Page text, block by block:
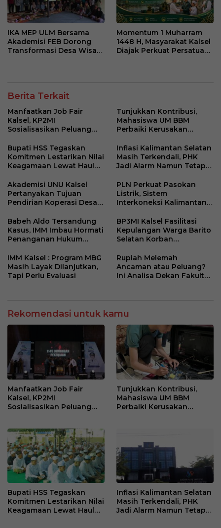
IKA MEP ULM Bersama
Akademisi FEB Dorong
Transformasi Desa Wisata
Momentum 1 Muharram
1448 H, Masyarakat Kalsel
Diajak Perkuat Persatuan
Berita Terkait
Manfaatkan Job Fair
Kalsel, KP2MI
Sosialisasikan Peluang
Resmi
Tunjukkan Kontribusi,
Mahasiswa UM BBM
Perbaiki Kerusakan
Kantor Desa Sumberpasir
Bupati HSS Tegaskan
Komitmen Lestarikan Nilai
Keagamaan Lewat Haul
bin H. Taris
Inflasi Kalimantan Selatan
Masih Terkendali, PHK
Jadi Alarm Namun Tetap
Akademisi UNU Kalsel
Pertanyakan Tujuan
Pendirian Koperasi Desa
PLN Perkuat Pasokan
Listrik, Sistem
Interkoneksi Kalimantan
Babeh Aldo Tersandung
Kasus, IMM Imbau Hormati
Penanganan Hukum
BP3MI Kalsel Fasilitasi
Kepulangan Warga Barito
Selatan Korban
Ilegal di Kamboja
IMM Kalsel : Program MBG
Masih Layak Dilanjutkan,
Tapi Perlu Evaluasi
Rupiah Melemah
Ancaman atau Peluang?
Ini Analisa Dekan Fakultas
Rekomendasi untuk kamu
Manfaatkan Job Fair
Kalsel, KP2MI
Sosialisasikan Peluang
Tunjukkan Kontribusi,
Mahasiswa UM BBM
Perbaiki Kerusakan
Bupati HSS Tegaskan
Komitmen Lestarikan Nilai
Keagamaan Lewat Haul
Inflasi Kalimantan Selatan
Masih Terkendali, PHK
Jadi Alarm Namun Tetap